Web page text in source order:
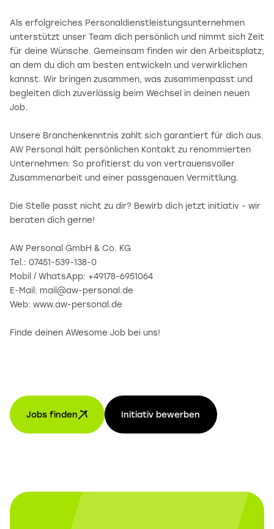
Als erfolgreiches Personaldienstleistungsunternehmen
unterstützt unser Team dich persönlich und nimmt sich Zeit
für deine Wünsche. Gemeinsam finden wir den Arbeitsplatz,
an dem du dich am besten entwickeln und verwirklichen
kannst. Wir bringen zusammen, was zusammenpasst und
begleiten dich zuverlässig beim Wechsel in deinen neuen
Job.
Unsere Branchenkenntnis zahlt sich garantiert für dich aus.
AW Personal hält persönlichen Kontakt zu renommierten
Unternehmen: So profitierst du von vertrauensvoller
Zusammenarbeit und einer passgenauen Vermittlung.
Die Stelle passt nicht zu dir? Bewirb dich jetzt initiativ - wir
beraten dich gerne!
AW Personal GmbH & Co. KG
Tel.: 07451-539-138-0
Mobil / WhatsApp: +49178-6951064
E-Mail: mail@aw-personal.de
Web: www.aw-personal.de
Finde deinen AWesome Job bei uns!
Jobs finden Initiativ bewerben